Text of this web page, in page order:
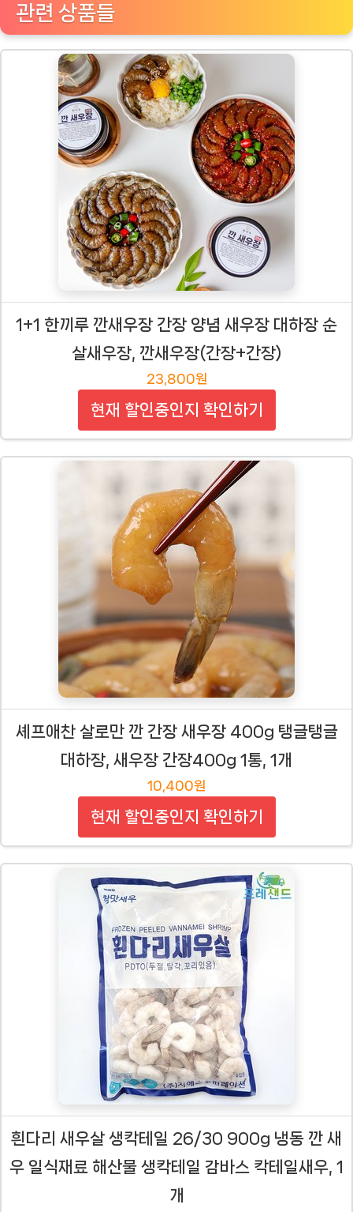
관련 상품들
1+1 한끼루 깐새우장 간장 양념 새우장 대하장 순
살새우장, 깐새우장(간장+간장)
23,800원
현재 할인중인지 확인하기
셰프애찬 살로만 깐 간장 새우장 400g 탱글탱글
대하장, 새우장 간장400g 1통, 1개
10,400원
현재 할인중인지 확인하기
흰다리 새우살 생칵테일 26/30 900g 냉동 깐 새
우 일식재료 해산물 생칵테일 감바스 칵테일새우, 1
개